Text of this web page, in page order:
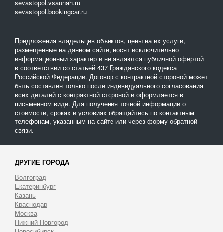
sevastopol.vsaunah.ru
sevastopol.bookingcar.ru
Предложения владельцев объектов, цены на их услуги,
размещенные на данном сайте, носят исключительно
информационныи характер и не являются публичной офертой
в соответствии со статьей 437 Гражданского кодекса
Российской Федерации. Договор с контрактной стороной может
быть составлен только после индивидуального согласования
всех деталей с контрактной стороной и оформляется в
письменном виде. Для получения точной информации о
стоимости, сроках и условиях обращайтесь по контактным
телефонам, указанным на сайте или через форму обратной
связи.
ДРУГИЕ ГОРОДА
Волгоград
Екатеринбург
Казань
Краснодар
Москва
Нижний Новгород